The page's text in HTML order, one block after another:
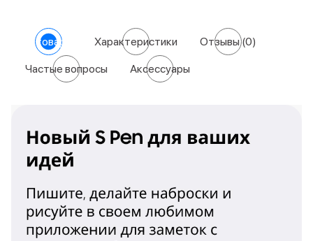
О товаре Характеристики Отзывы(0)
Частые вопросы Аксессуары